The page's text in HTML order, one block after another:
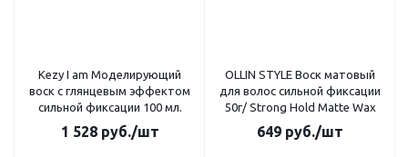
Kezy I am Моделирующий
воск с глянцевым эффектом
сильной фиксации 100 мл.
1 528руб./шт
OLLIN STYLE Воск матовый
для волос сильной фиксации
50г/ Strong Hold Matte Wax
649 руб./шт